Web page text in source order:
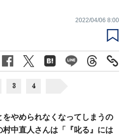
2022/04/06 8:00
3 4
やめられなくなってしまうの
中直人さんは「『叱る』には